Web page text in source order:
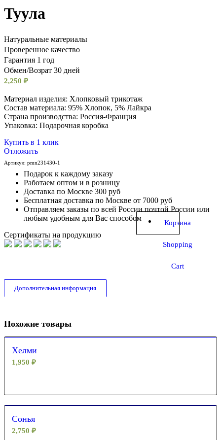
Корзина
Shopping
Cart
Туула
Натуральные материалы
Проверенное качество
Гарантия 1 год
Обмен/Возрат 30 дней
2,250 ₽
Материал изделия: Хлопковый трикотаж
Состав материала: 95% Хлопок, 5% Лайкра
Cтрана производства: Россия-Франция
Упаковка: Подарочная коробка
Купить в 1 клик
Отложить
Артикул: pmn231430-1
Подарок к каждому заказу
Работаем оптом и в розницу
Доставка по Москве 300 руб
Бесплатная доставка по Москве от 7000 руб
Отправляем заказы по всей России почтой России или
любым удобным для Вас способом
Сертификаты на продукцию
Дополнительная информация
Похожие товары
Хелми
1,950 ₽
Сонья
2,750 ₽